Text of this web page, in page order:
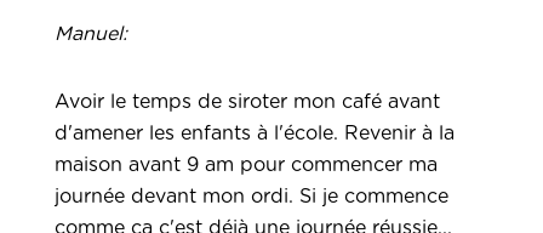
Manuel:
Avoir le temps de siroter mon café avant
d'amener les enfants à l'école. Revenir à la
maison avant 9 am pour commencer ma
journée devant mon ordi. Si je commence
comme ça c'est déjà une journée réussie...